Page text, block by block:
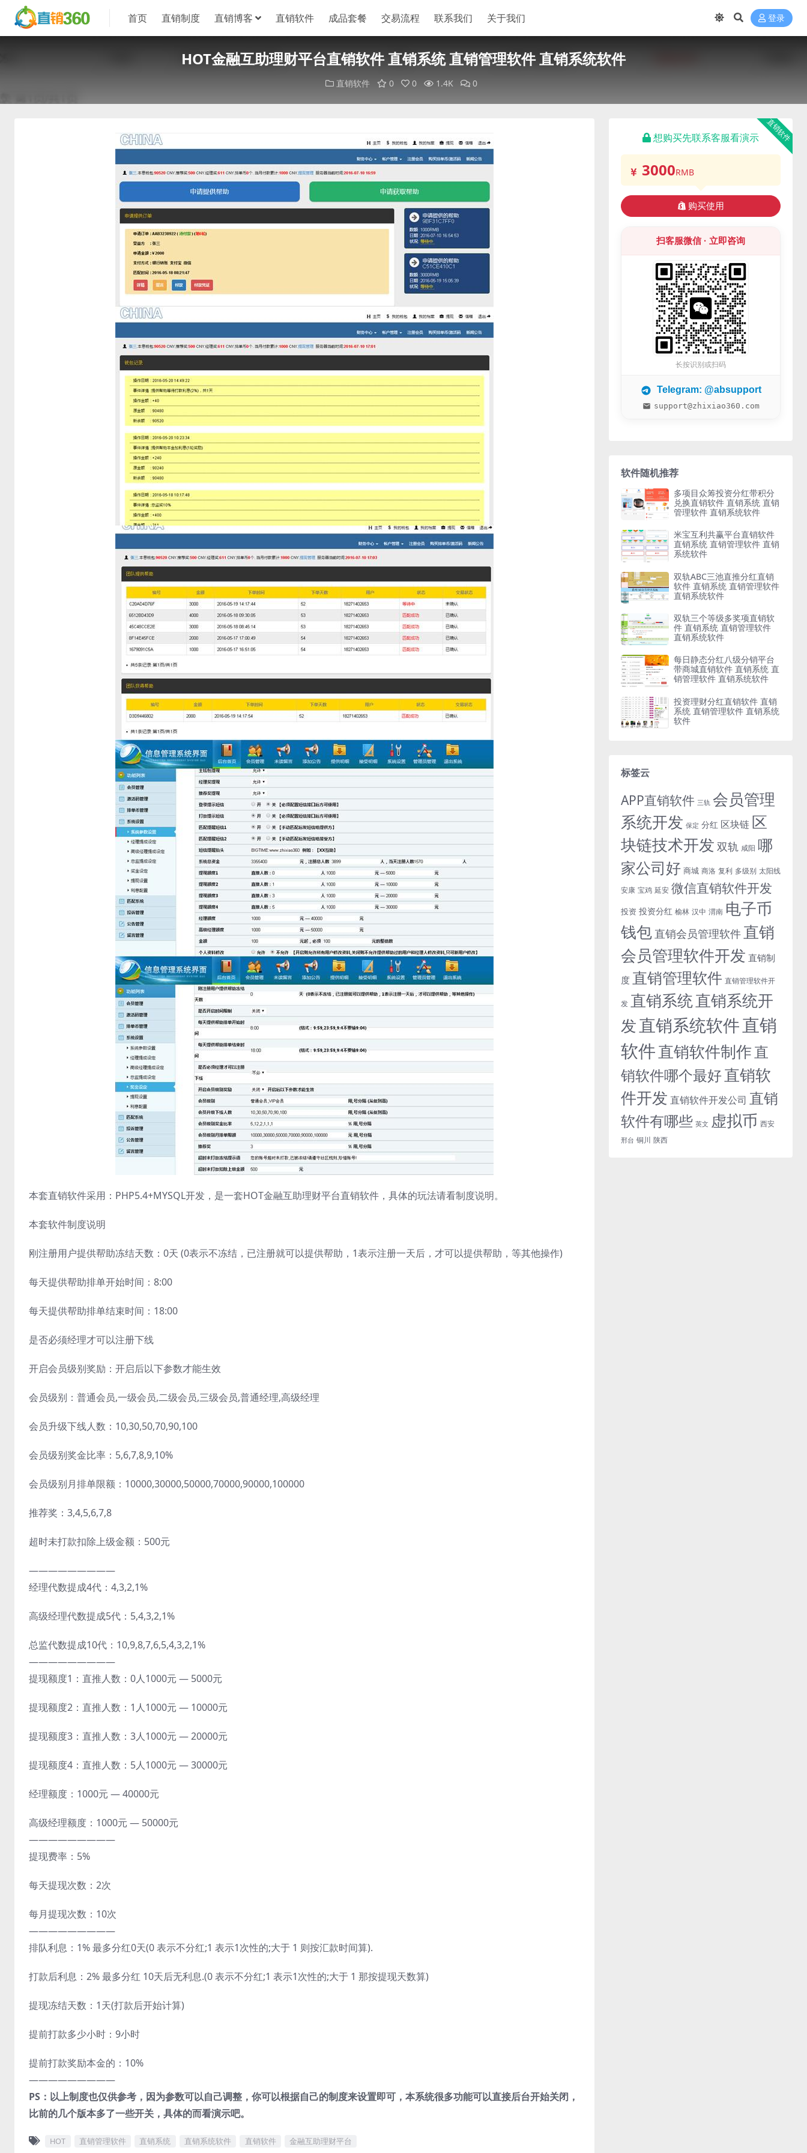
首页 直销制度 直销博客 直销软件 成品套餐 交易流程 联系我们 关于我们 登录
HOT金融互助理财平台直销软件 直销系统 直销管理软件 直销系统软件
直销软件 0 0 1.4K 0
本套直销软件采用：PHP5.4+MYSQL开发，是一套HOT金融互助理财平台直销软件，具体的玩法请看制度说明。
本套软件制度说明
刚注册用户提供帮助冻结天数：0天 (0表示不冻结，已注册就可以提供帮助，1表示注册一天后，才可以提供帮助，等其他操作)
每天提供帮助排单开始时间：8:00
每天提供帮助排单结束时间：18:00
是否必须经理才可以注册下线
开启会员级别奖励：开启后以下参数才能生效
会员级别：普通会员,一级会员,二级会员,三级会员,普通经理,高级经理
会员升级下线人数：10,30,50,70,90,100
会员级别奖金比率：5,6,7,8,9,10%
会员级别月排单限额：10000,30000,50000,70000,90000,100000
推荐奖：3,4,5,6,7,8
超时未打款扣除上级金额：500元
—————————
经理代数提成4代：4,3,2,1%
高级经理代数提成5代：5,4,3,2,1%
总监代数提成10代：10,9,8,7,6,5,4,3,2,1%
—————————
提现额度1：直推人数：0人1000元 — 5000元
提现额度2：直推人数：1人1000元 — 10000元
提现额度3：直推人数：3人1000元 — 20000元
提现额度4：直推人数：5人1000元 — 30000元
经理额度：1000元 — 40000元
高级经理额度：1000元 — 50000元
—————————
提现费率：5%
每天提现次数：2次
每月提现次数：10次
—————————
排队利息：1% 最多分红0天(0 表示不分红;1 表示1次性的;大于 1 则按汇款时间算).
打款后利息：2% 最多分红 10天后无利息.(0 表示不分红;1 表示1次性的;大于 1 那按提现天数算)
提现冻结天数：1天(打款后开始计算)
提前打款多少小时：9小时
提前打款奖励本金的：10%
—————————
PS：以上制度也仅供参考，因为参数可以自己调整，你可以根据自己的制度来设置即可，本系统很多功能可以直接后台开始关闭，
比前的几个版本多了一些开关，具体的而看演示吧。
HOT 直销管理软件 直销系统 直销系统软件 直销软件 金融互助理财平台
直销软件
想购买先联系客服看演示
3000RMB
购买使用
扫客服微信 · 立即咨询
长按识别或扫码
Telegram: @absupport
support@zhixiao360.com
软件随机推荐
多项目众筹投资分红带积分
兑换直销软件 直销系统 直销
管理软件 直销系统软件
米宝互利共赢平台直销软件
直销系统 直销管理软件 直销
系统软件
双轨ABC三池直推分红直销
软件 直销系统 直销管理软件
直销系统软件
双轨三个等级多奖项直销软
件 直销系统 直销管理软件
直销系统软件
每日静态分红八级分销平台
带商城直销软件 直销系统 直
销管理软件 直销系统软件
投资理财分红直销软件 直销
系统 直销管理软件 直销系统
软件
标签云
APP直销软件 三轨 会员管理
系统开发 保定 分红 区块链 区
块链技术开发 双轨 咸阳 哪
家公司好 商城 商洛 复利 多级别 太阳线
安康 宝鸡 延安 微信直销软件开发
投资 投资分红 榆林 汉中 渭南 电子币
钱包 直销会员管理软件 直销
会员管理软件开发 直销制
度 直销管理软件 直销管理软件开
发 直销系统直销系统开
发直销系统软件直销
软件直销软件制作直
销软件哪个最好直销软
件开发 直销软件开发公司 直销
软件有哪些 英文 虚拟币 西安
邢台 铜川 陕西